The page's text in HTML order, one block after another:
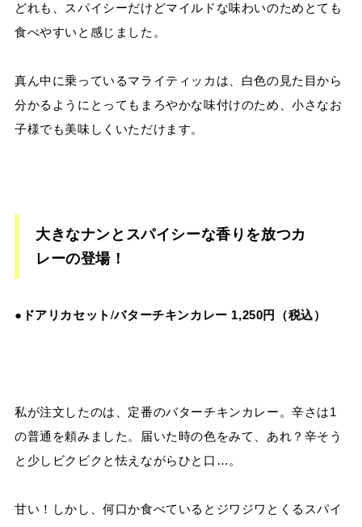
どれも、スパイシーだけどマイルドな味わいのためとても
食べやすいと感じました。
真ん中に乗っているマライティッカは、白色の見た目から
分かるようにとってもまろやかな味付けのため、小さなお
子様でも美味しくいただけます。
大きなナンとスパイシーな香りを放つカ
レーの登場！
● ドアリカセット /バターチキンカレー 1,250円（税込）
私が注文したのは、定番のバターチキンカレー。辛さは1
の普通を頼みました。届いた時の色をみて、あれ？辛そう
と少しビクビクと怯えながらひと口 … 。
甘い！しかし、何口か食べているとジワジワとくるスパイ